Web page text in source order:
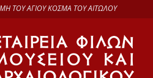
ΤΟΥ ΑΓΙΟΥ ΚΟΣΜΑ ΤΟΥ ΑΙΤΩΛΟΥ